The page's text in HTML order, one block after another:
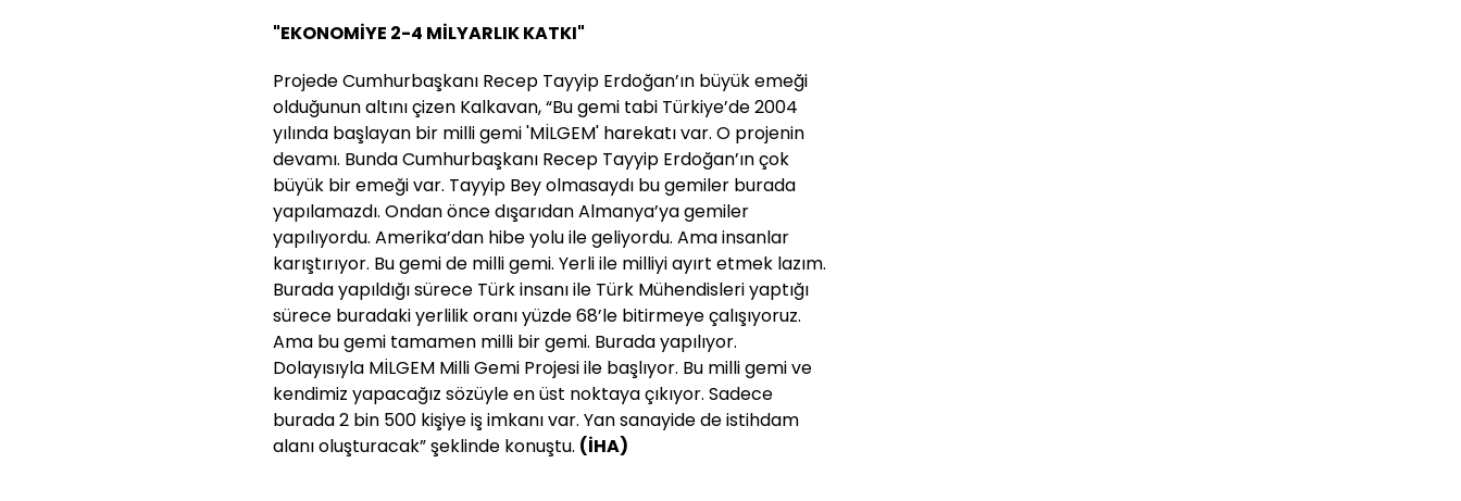
"EKONOMİYE 2-4 MİLYARLIK KATKI"
Projede Cumhurbaşkanı Recep Tayyip Erdoğan’ın büyük emeği
olduğunun altını çizen Kalkavan, “Bu gemi tabi Türkiye’de 2004
yılında başlayan bir milli gemi 'MİLGEM' harekatı var. O projenin
devamı. Bunda Cumhurbaşkanı Recep Tayyip Erdoğan’ın çok
büyük bir emeği var. Tayyip Bey olmasaydı bu gemiler burada
yapılamazdı. Ondan önce dışarıdan Almanya’ya gemiler
yapılıyordu. Amerika’dan hibe yolu ile geliyordu. Ama insanlar
karıştırıyor. Bu gemi de milli gemi. Yerli ile milliyi ayırt etmek lazım.
Burada yapıldığı sürece Türk insanı ile Türk Mühendisleri yaptığı
sürece buradaki yerlilik oranı yüzde 68’le bitirmeye çalışıyoruz.
Ama bu gemi tamamen milli bir gemi. Burada yapılıyor.
Dolayısıyla MİLGEM Milli Gemi Projesi ile başlıyor. Bu milli gemi ve
kendimiz yapacağız sözüyle en üst noktaya çıkıyor. Sadece
burada 2 bin 500 kişiye iş imkanı var. Yan sanayide de istihdam
alanı oluşturacak” şeklinde konuştu. (İHA)